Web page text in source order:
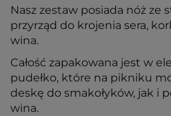
Nasz zestaw posiada nóż ze
przyrząd do krojenia sera,
wina.
Całość zapakowana jest w
pudełko, które na pikniku
deskę do smakołyków, jak i
wina.